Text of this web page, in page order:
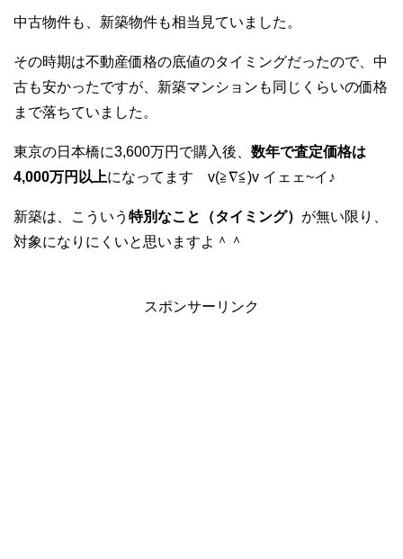
中古物件も、新築物件も相当見ていました。
その時期は不動産価格の底値のタイミングだったので、中
古も安かったですが、新築マンションも同じくらいの価格
まで落ちていました。
東京の日本橋に3,600万円で購入後、 数年で査定価格は
4,000万円以上になってます v(≧∇≦)v イェェ~イ♪
新築は、こういう 特別なこと（タイミング） が無い限り、
対象になりにくいと思いますよ＾＾
スポンサーリンク